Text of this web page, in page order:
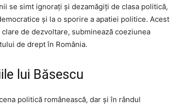
se simt ignorați și dezamăgiți de clasa politică,
și la o sporire a apatiei politice. Acest
de dezvoltare, subminează coeziunea
de drept în România.
lui Băsescu
politică românească, dar și în rândul